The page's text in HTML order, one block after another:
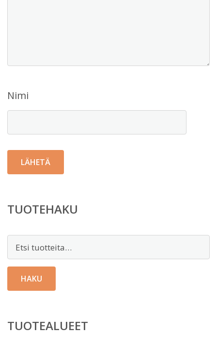
Nimi
TUOTEHAKU
HAKU
TUOTEALUEET